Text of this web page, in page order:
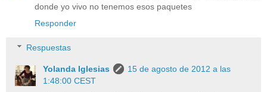
donde yo vivo no tenemos esos paquetes
Responder
Respuestas
Yolanda Iglesias
15 de agosto de 2012 a las
1:48:00 CEST